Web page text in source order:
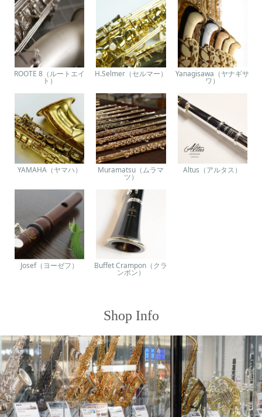
ROOTE 8（ルートエイ
ト）
H.Selmer（セルマー） Yanagisawa（ヤナギサ
ワ）
YAMAHA（ヤマハ） Muramatsu（ムラマ
ツ）
Altus（アルタス）
Josef（ヨーゼフ） Buffet Crampon（クラ
ンポン）
Shop Info